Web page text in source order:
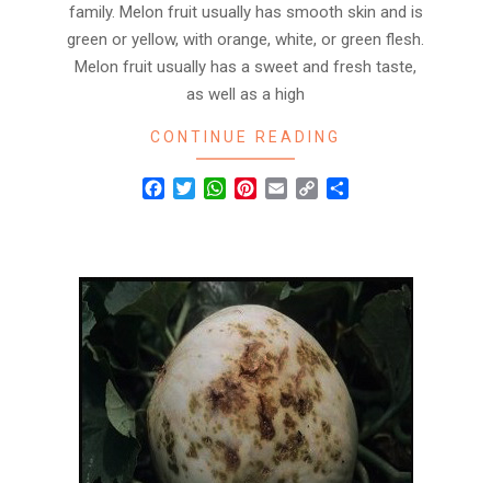
family. Melon fruit usually has smooth skin and is
green or yellow, with orange, white, or green flesh.
Melon fruit usually has a sweet and fresh taste,
as well as a high
CONTINUE READING
Facebook
TwitterWhatsApp
Pinterest
Email Copy